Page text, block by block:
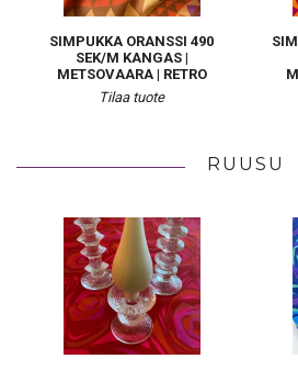
SIMPUKKA ORANSSI 490
SEK/M KANGAS |
METSOVAARA | RETRO
Tilaa tuote
RUUSU